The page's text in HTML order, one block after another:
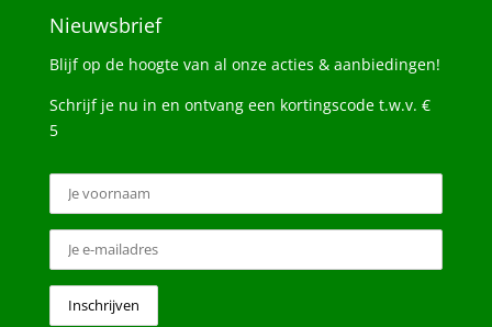
Nieuwsbrief
Blijf op de hoogte van al onze acties & aanbiedingen!
Schrijf je nu in en ontvang een kortingscode t.w.v. €
5